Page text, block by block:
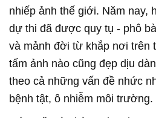
nhiếp ảnh thế giới. Năm nay,
dự thi đã được quy tụ - phô
và mảnh đời từ khắp nơi trên
tấm ảnh nào cũng đẹp dịu
theo cả những vấn đề nhức
bệnh tật, ô nhiễm môi trường.